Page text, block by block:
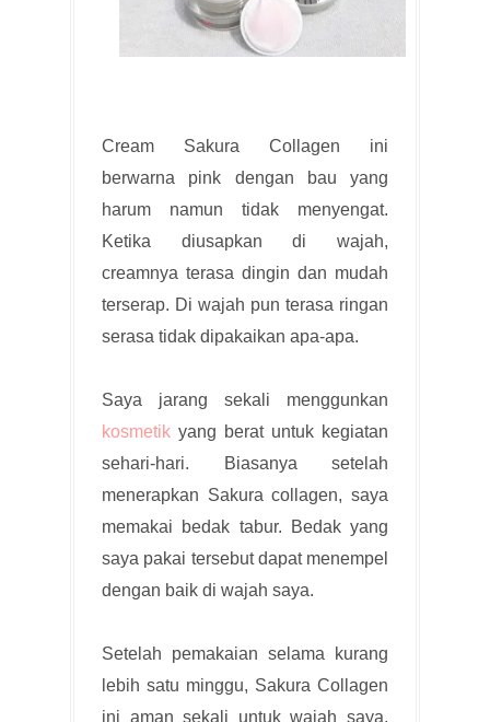
Cream Sakura Collagen ini
berwarna pink dengan bau yang
harum namun tidak menyengat.
Ketika diusapkan di wajah,
creamnya terasa dingin dan mudah
terserap. Di wajah pun terasa ringan
serasa tidak dipakaikan apa-apa.
Saya jarang sekali menggunkan
kosmetik yang berat untuk kegiatan
sehari-hari. Biasanya setelah
menerapkan Sakura collagen, saya
memakai bedak tabur. Bedak yang
saya pakai tersebut dapat menempel
dengan baik di wajah saya.
Setelah pemakaian selama kurang
lebih satu minggu, Sakura Collagen
ini aman sekali untuk wajah saya.